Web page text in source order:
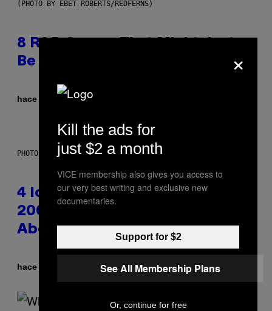
(PHOTO BY EBET ROBERTS/REDFERNS)
8 R&B Covers That Might Just
Be Better Than the Originals
hace 2 horasPorCaleb Catlin
PHOTO: PETER KRAMER / GETTY IMAGES
4 Iconic MTV Shows From the
2000s You Definitely Forgot
About
hace 3 horas Haley Miller
×
Kill the ads for
just $2 a month
VICE membership also gives you access to
our very best writing and exclusive new
documentaries.
Support for $2
See All Membership Plans
Or, continue for free